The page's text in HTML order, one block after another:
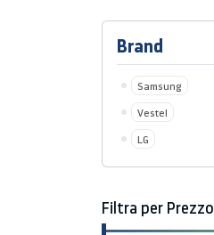
Brand
Samsung
Vestel
LG
Filtra per Prezzo